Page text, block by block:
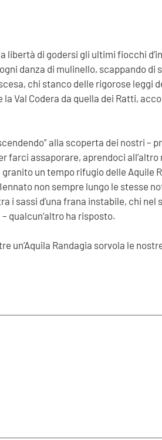
libertà di godersi gli ultimi fiocchi
danza di mulinello, scappando di
chi stanco delle rigorose leggi
Val Codera da quella dei Ratti,
alla scoperta dei nostri –
farci assaporare, aprendoci
un tempo rifugio delle Aquile
non sempre lungo le stesse
sassi d’una frana instabile, chi nel
qualcun’altro ha risposto.
un’Aquila Randagia sorvola le